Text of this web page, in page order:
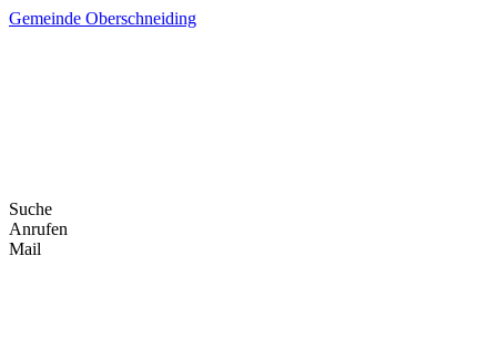
Skip
Gemeinde Oberschneiding
Suche
Anrufen
Mail